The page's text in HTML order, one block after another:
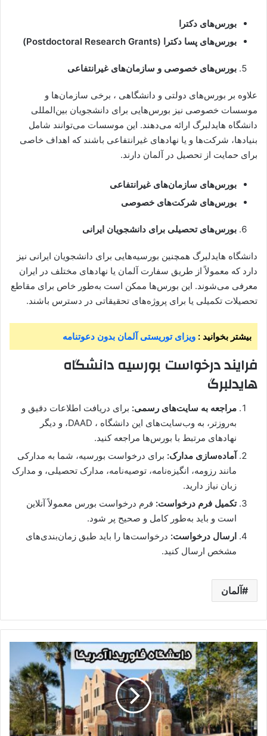
بورس‌های دکترا
بورس‌های پسا دکترا (Postdoctoral Research Grants)
بورس‌های خصوصی و سازمان‌های غیرانتفاعی
علاوه بر بورس‌های دولتی و دانشگاهی ، برخی سازمان‌ها و
موسسات خصوصی نیز بورس‌هایی برای دانشجویان بین‌المللی
دانشگاه هایدلبرگ ارائه می‌دهند. این موسسات می‌توانند شامل
بنیادها، شرکت‌ها و یا نهادهای غیرانتفاعی باشند که اهداف خاصی
برای حمایت از تحصیل در آلمان دارند.
بورس‌های سازمان‌های غیرانتفاعی
بورس‌های شرکت‌های خصوصی
بورس‌های تحصیلی برای دانشجویان ایرانی
دانشگاه هایدلبرگ همچنین بورسیه‌هایی برای دانشجویان ایرانی نیز
دارد که معمولاً از طریق سفارت آلمان یا نهادهای مختلف در ایران
معرفی می‌شوند. این بورس‌ها ممکن است به‌طور خاص برای مقاطع
تحصیلات تکمیلی یا برای پروژه‌های تحقیقاتی در دسترس باشند.
بیشتر بخوانید : ویزای توریستی آلمان بدون دعوتنامه
فرایند درخواست بورسیه دانشگاه
هایدلبرگ
مراجعه به سایت‌های رسمی: برای دریافت اطلاعات دقیق و
به‌روزتر، به وب‌سایت‌های این دانشگاه ، DAAD، و دیگر
نهادهای مرتبط با بورس‌ها مراجعه کنید.
آماده‌سازی مدارک: برای درخواست بورسیه، شما به مدارکی
مانند رزومه، انگیزه‌نامه، توصیه‌نامه، مدارک تحصیلی، و مدارک
زبان نیاز دارید.
تکمیل فرم درخواست: فرم درخواست بورس معمولاً آنلاین
است و باید به‌طور کامل و صحیح پر شود.
ارسال درخواست: درخواست‌ها را باید طبق زمان‌بندی‌های
مشخص ارسال کنید.
آلمان
دانشگاه
فلوریدا
|
شرایط
پذیرش،
رشته
های